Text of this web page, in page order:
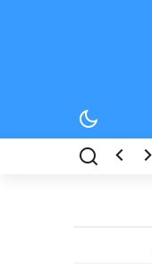
بوبيستا في تحديات جديدة..